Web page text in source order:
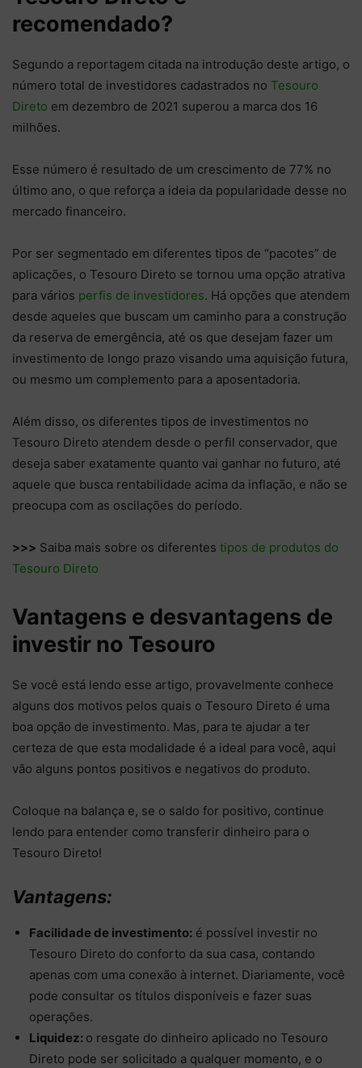
recomendado?
Segundo a reportagem citada na introdução deste artigo, o
número total de investidores cadastrados no Tesouro
Direto em dezembro de 2021 superou a marca dos 16
milhões.
Esse número é resultado de um crescimento de 77% no
último ano, o que reforça a ideia da popularidade desse no
mercado financeiro.
Por ser segmentado em diferentes tipos de “pacotes” de
aplicações, o Tesouro Direto se tornou uma opção atrativa
para vários perfis de investidores. Há opções que atendem
desde aqueles que buscam um caminho para a construção
da reserva de emergência, até os que desejam fazer um
investimento de longo prazo visando uma aquisição futura,
ou mesmo um complemento para a aposentadoria.
Além disso, os diferentes tipos de investimentos no
Tesouro Direto atendem desde o perfil conservador, que
deseja saber exatamente quanto vai ganhar no futuro, até
aquele que busca rentabilidade acima da inflação, e não se
preocupa com as oscilações do período.
>>> Saiba mais sobre os diferentes tipos de produtos do
Tesouro Direto
Vantagens e desvantagens de
investir no Tesouro
Se você está lendo esse artigo, provavelmente conhece
alguns dos motivos pelos quais o Tesouro Direto é uma
boa opção de investimento. Mas, para te ajudar a ter
certeza de que esta modalidade é a ideal para você, aqui
vão alguns pontos positivos e negativos do produto.
Coloque na balança e, se o saldo for positivo, continue
lendo para entender como transferir dinheiro para o
Tesouro Direto!
Vantagens:
Facilidade de investimento: é possível investir no
Tesouro Direto do conforto da sua casa, contando
apenas com uma conexão à internet. Diariamente, você
pode consultar os títulos disponíveis e fazer suas
operações.
Liquidez: o resgate do dinheiro aplicado no Tesouro
Direto pode ser solicitado a qualquer momento, e o